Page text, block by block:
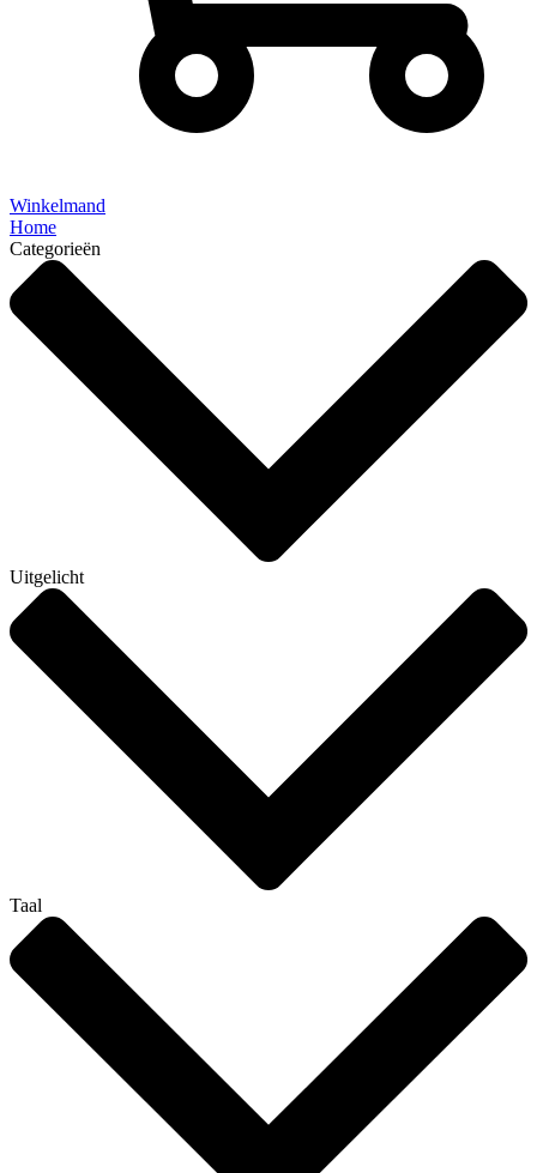
Winkelmand
Home
Categorieën
Uitgelicht
Taal